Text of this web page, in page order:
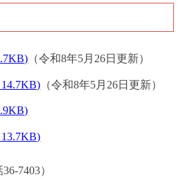
（令和8年5月26日更新）
（令和8年5月26日更新）
7403）